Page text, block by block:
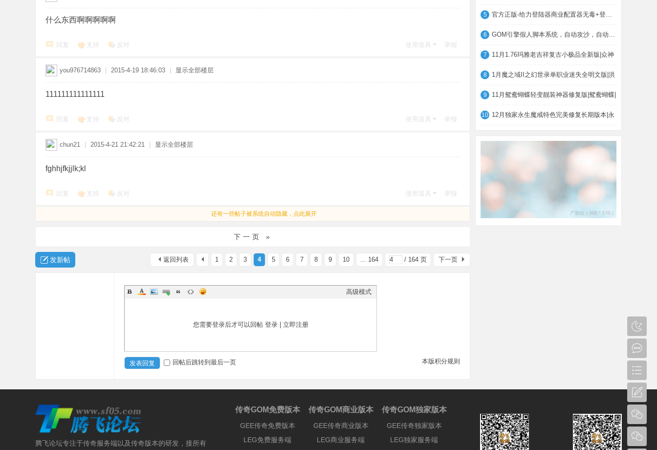
什么东西啊啊啊啊啊
回复 支持 反对 使用道具 举报
you976714863 2015-4-19 18:46:03 显示全部楼层
111111111111111
回复 支持 反对 使用道具 举报
chun21 2015-4-21 21:42:21 显示全部楼层
fghhjfkjjlk;kl
回复 支持 反对 使用道具 举报
还有一些帖子被系统自动隐藏，点此展开
下一页 »
1 2 3 4 5 6 7 8 9 10 ... 164 / 164 页 下一页
返回列表
发新帖
高级模式
您需要登录后才可以回帖 登录| 立即注册
本版积分规则
发表回复 回帖后跳转到最后一页
5 官方正版-给力登陆器商业配置器无毒+登录器
6 GOM引擎假人脚本系统，自动攻沙，自动打怪
7 11月1.76玛雅老吉祥复古小极品全新版|众神
8 1月魔之域II之幻世录单职业迷失全明文版|洪
9 11月鸳鸯蝴蝶轻变靓装神器修复版|鸳鸯蝴蝶|
10 12月独家永生魔戒特色完美修复长期版本|永
腾飞论坛专注于传奇服务端以及传奇版本的研发，接所有
传奇GOM免费版本
GEE传奇免费版本
LEG免费服务端
传奇GOM商业版本
GEE传奇商业版本
LEG商业服务端
传奇GOM独家版本
GEE传奇独家版本
LEG独家服务端